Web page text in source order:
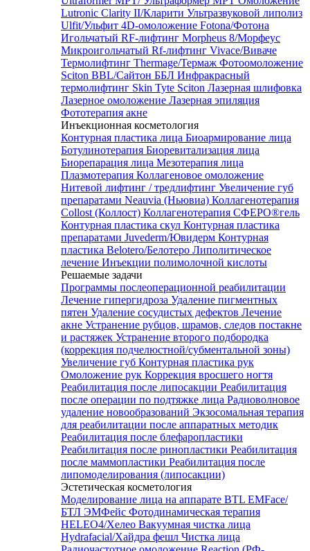
Lutronic Clarity II/Кларити Ультразвуковой липолиз
Ulfit/Ульфит 4D-омоложение Fotona/Фотона
Игольчатый RF-лифтинг Morpheus 8/Морфеус
Микроигольчатый Rf-лифтинг Vivace/Виваче
Термолифтинг Thermage/Термаж Фотоомоложение
Sciton BBL/Сайтон ББЛ Инфракрасный
термолифтинг Skin Tyte Sciton Лазерная шлифовка
Лазерное омоложение Лазерная эпиляция
Фототерапия акне
Инъекционная косметология
Контурная пластика лица Биоармирование лица
Ботулинотерапия Биоревитализация лица
Биорепарация лица Мезотерапия лица
Плазмотерапия Коллагеновое омоложение
Нитевой лифтинг / тредлифтинг Увеличение губ
препаратами Neauvia (Ньювиа) Коллагенотерапия
Collost (Коллост) Коллагенотерапия СФЕРО®гель
Контурная пластика скул Контурная пластика
препаратами Juvederm/Ювидерм Контурная
пластика Belotero/Белотеро Липолитическое
лечение Инъекции полимолочной кислоты
Решаемые задачи
Программы послеоперационной реабилитации
Лечение гипергидроза Удаление пигментных
пятен Удаление сосудистых дефектов Лечение
акне Устранение рубцов, шрамов, следов постакне
и растяжек Устранение второго подбородка
(коррекция подчелюстной/субментальной зоны)
Увеличение губ Контурная пластика рук
Омоложение рук Коррекция вросшего ногтя
Реабилитация после липосакции Реабилитация
после операции по подтяжке лица Радиоволновое
удаление новообразований Экзосомальная терапия
для реабилитации после аппаратных методик
Реабилитация после блефаропластики
Реабилитация после ринопластики Реабилитация
после маммопластики Реабилитация после
липомоделирования (липосакции)
Эстетическая косметология
Моделирование лица на аппарате BTL EMFace/
БТЛ ЭМФейс Фотодинамическая терапия
HELEO4/Хелео Вакуумная чистка лица
Hydrafacial/Хайдра фешл Чистка лица